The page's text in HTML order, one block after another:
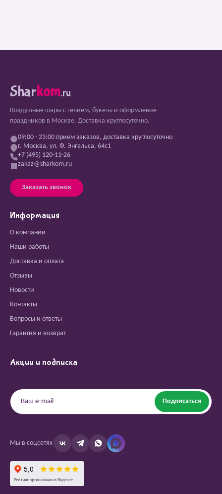
Sharkom.ru
Воздушные шары с гелием, букеты и оформление
праздников в Москве. Доставка круглосуточно.
09:00 - 23:00 прием заказов, доставка круглосуточно
г. Москва, ул. Ф. Энгельса, 64с1
+7 (495) 120-11-26
zakaz@sharkom.ru
Заказать звонок
Информация
О компании
Наши работы
Доставка и оплата
Отзывы
Новости
Контакты
Вопросы и ответы
Гарантия и возврат
Акции и подписка
Подписаться
Мы в соцсетях